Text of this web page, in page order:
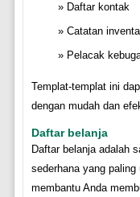
Daftar kontak
Catatan
Pelacak
Templat-templat ini
dengan mudah dan
Daftar belanja
Daftar belanja adalah
sederhana yang
membantu Anda